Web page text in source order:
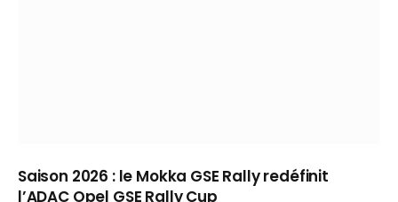
Saison 2026 : le Mokka GSE Rally redéfinit
l’ADAC Opel GSE Rally Cup